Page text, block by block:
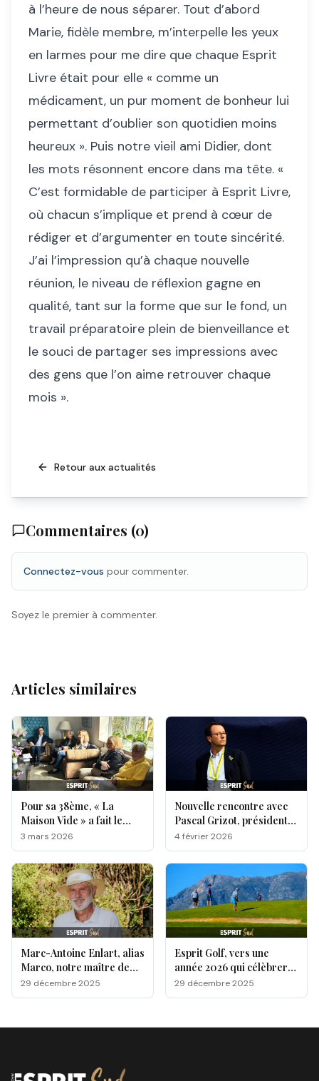
à l’heure de nous séparer. Tout d’abord
Marie, fidèle membre, m’interpelle les yeux
en larmes pour me dire que chaque Esprit
Livre était pour elle « comme un
médicament, un pur moment de bonheur lui
permettant d’oublier son quotidien moins
heureux ». Puis notre vieil ami Didier, dont
les mots résonnent encore dans ma tête. «
C’est formidable de participer à Esprit Livre,
où chacun s’implique et prend à cœur de
rédiger et d’argumenter en toute sincérité.
J’ai l’impression qu’à chaque nouvelle
réunion, le niveau de réflexion gagne en
qualité, tant sur la forme que sur le fond, un
travail préparatoire plein de bienveillance et
le souci de partager ses impressions avec
des gens que l’on aime retrouver chaque
mois ».
Retour aux actualités
Commentaires (0)
Connectez-vous pour commenter.
Soyez le premier à commenter.
Articles similaires
Pour sa 38ème, « La
Maison Vide » a fait le
plein chez Esprit Livre !
3 mars 2026
Nouvelle rencontre avec
Pascal Grizot, président
de la Fédération française
de golf
4 février 2026
Marc-Antoine Enlart, alias
Marco, notre maître de
cérémonie sur le green !
29 décembre 2025
Esprit Golf, vers une
année 2026 qui célèbrera
l’esprit du jeu sur la Costa
del Sol !
29 décembre 2025